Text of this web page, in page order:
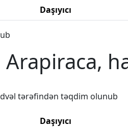
Daşıyıcı
Arapiraca,
tərəfindən təqdim olunub
Daşıyıcı